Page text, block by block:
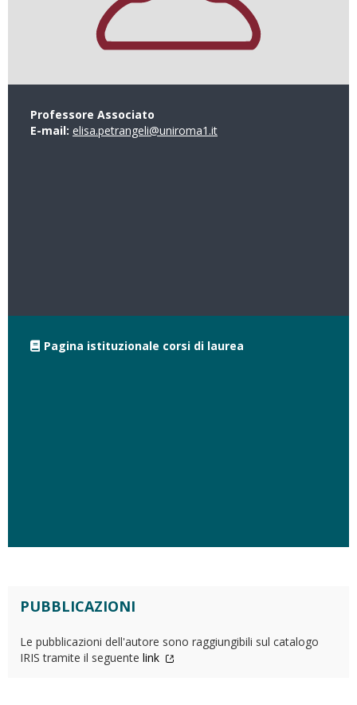
Professore Associato
E-mail: elisa.petrangeli@uniroma1.it
Pagina istituzionale corsi di laurea
PUBBLICAZIONI
Le pubblicazioni dell'autore sono raggiungibili sul catalogo
IRIS tramite il seguente link